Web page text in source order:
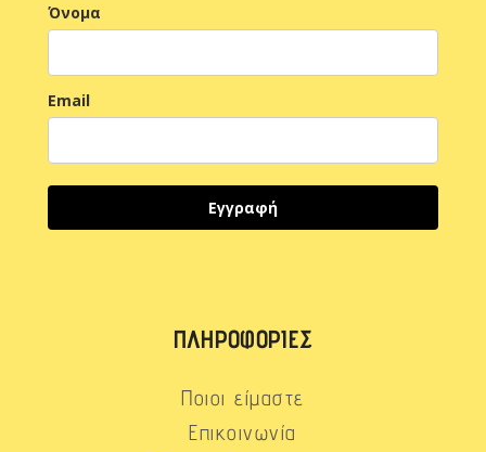
Όνομα
Email
Εγγραφή
ΠΛΗΡΟΦΟΡΊΕΣ
Ποιοι είμαστε
Επικοινωνία